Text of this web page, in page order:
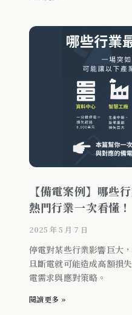
【備電案例】哪些
熱門行業一次看懂！
2025 年 5 月 7 日
停電對某些行業影響巨大
旦斷電就可能造成高額損
電需求與應對策略。
閱讀更多 »